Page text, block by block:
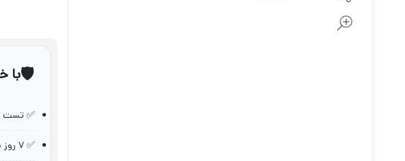
🛡️با
✅ تست
✅ ۷ روز مهلت تست + امکان گارانتی 1 ساله